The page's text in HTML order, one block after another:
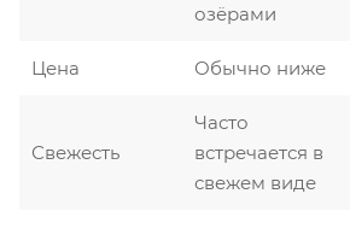
озёрами
Цена Обычно ниже
Свежесть
Часто
встречается в
свежем виде